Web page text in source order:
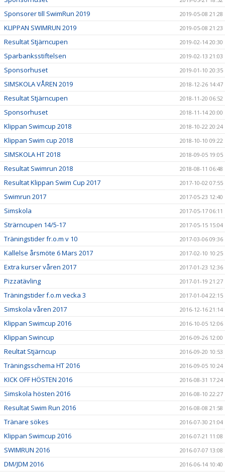
Sponsorer till SwimRun 2019 2019-05-08 21:28
KLIPPAN SWIMRUN 2019 2019-05-08 21:23
Resultat Stjärncupen 2019-02-14 20:30
Sparbanksstiftelsen 2019-02-13 21:03
Sponsorhuset 2019-01-10 20:35
SIMSKOLA VÅREN 2019 2018-12-26 14:47
Resultat Stjärncupen 2018-11-20 06:52
Sponsorhuset 2018-11-14 20:00
Klippan Swimcup 2018 2018-10-22 20:24
Klippan Swim cup 2018 2018-10-10 09:22
SIMSKOLA HT 2018 2018-09-05 19:05
Resultat Swimrun 2018 2018-08-11 06:48
Resultat Klippan Swim Cup 2017 2017-10-02 07:55
Swimrun 2017 2017-05-23 12:40
Simskola 2017-05-17 06:11
Strärncupen 14/5-17 2017-05-15 15:04
Träningstider fr.o.m v 10 2017-03-06 09:36
Kallelse årsmöte 6 Mars 2017 2017-02-10 10:25
Extra kurser våren 2017 2017-01-23 12:36
Pizzatävling 2017-01-19 21:27
Träningstider f.o.m vecka 3 2017-01-04 22:15
Simskola våren 2017 2016-12-16 21:14
Klippan Swimcup 2016 2016-10-05 12:06
Klippan Swincup 2016-09-26 12:00
Reultat Stjärncup 2016-09-20 10:53
Träningsschema HT 2016 2016-09-05 10:24
KICK OFF HÖSTEN 2016 2016-08-31 17:24
Simskola hösten 2016 2016-08-10 22:27
Resultat Swim Run 2016 2016-08-08 21:58
Tränare sökes 2016-07-30 21:04
Klippan Swimcup 2016 2016-07-21 11:08
SWIMRUN 2016 2016-07-07 13:08
DM/JDM 2016 2016-06-14 10:40